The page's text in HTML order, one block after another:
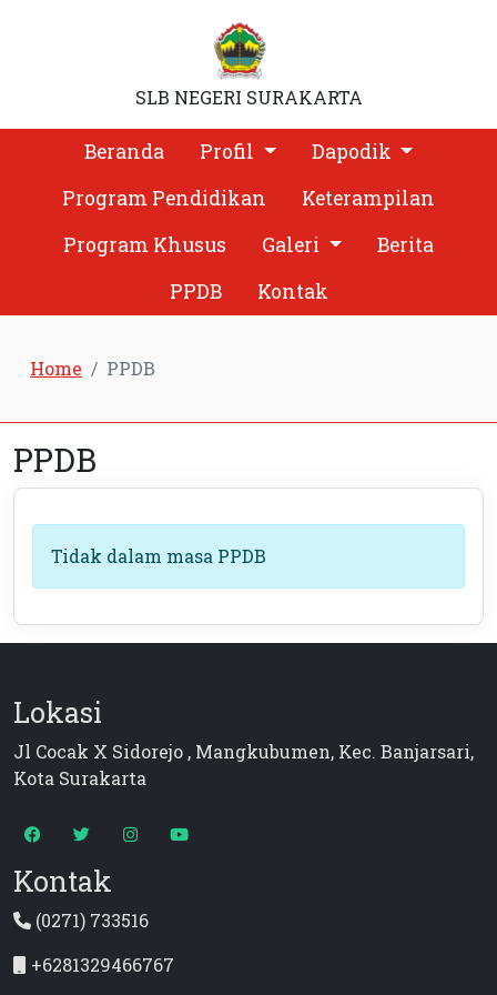
SLB NEGERI SURAKARTA
Beranda Profil
Dapodik
Program Pendidikan
Keterampilan
Program Khusus
Galeri
Berita
PPDB
Kontak
Home PPDB
PPDB
Tidak dalam masa PPDB
Lokasi
Jl Cocak X Sidorejo , Mangkubumen, Kec. Banjarsari,
Kota Surakarta
Kontak
(0271) 733516
+6281329466767